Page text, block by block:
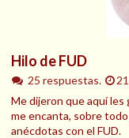
Hilo de FUD
25 respuestas.
Me dijeron que aquí les
me encanta, sobre
anécdotas con el FUD.